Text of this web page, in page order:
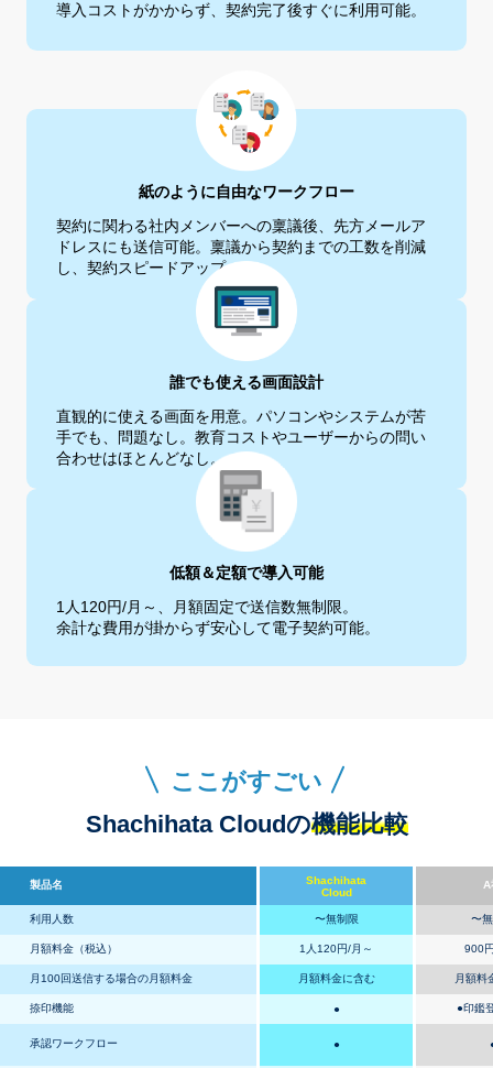
導入コストがかからず、契約完了後すぐに利用可能。
紙のように自由なワークフロー
契約に関わる社内メンバーへの稟議後、先方メールア
ドレスにも送信可能。 稟議から契約までの工数を削減
し、契約ス ピードアップ。
誰でも使える画面設計
直観的に使える画面を用意。パソコンやシステムが苦
手でも、問題なし。 教育コストやユーザーからの問い
合わせはほとんどなし。
低額＆定額で導入可能
1人120円/月～、月額固定で送信数無制限。
余計な費用が掛からず安心して電子契約可能。
ここがすごい
Shachihata Cloudの機能比較
製品名
Shachihata
Cloud
A
利用人数 〜無制限 〜
月額料金（税込） 1人120円/月～ 900
月100回送信する場合の月額料金 月額料金に含む 月額料
捺印機能 ● ●印鑑
承認ワークフロー ●